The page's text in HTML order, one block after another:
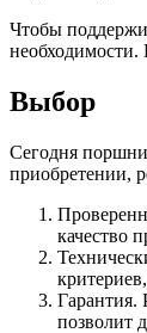
Чтобы
необходимости.
Выбор
Сегодня поршни
приобретении,
качество
Гарантия.
позволит